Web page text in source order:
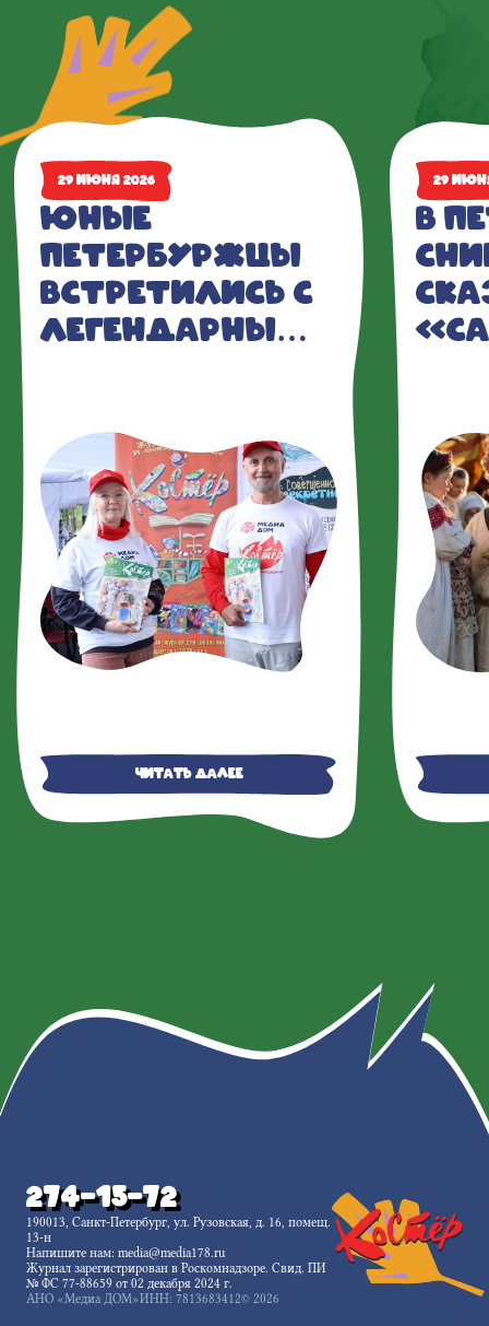
29 июня 2026
Юные
петербуржцы
встретились с
легендарным
Читать далее
29
В
274-15-72
190013, Санкт-Петербург, ул. Рузовская, д. 16, помещ.
13-н
Напишите нам: media@media178.ru
Журнал зарегистрирован в Роскомнадзоре. Свид. ПИ
№ ФС 77-88659 от 02 декабря 2024 г.
АНО «Медиа ДОМ»ИНН: 7813683412© 2026